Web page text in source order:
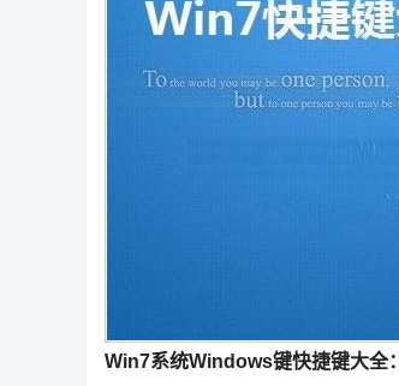
Win7系统Windows键快捷键大全：